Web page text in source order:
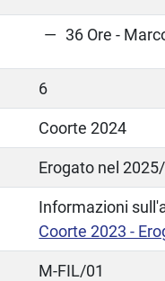
36 Ore -
6
Coorte 2024
Erogato nel
Informazioni
Coorte 2023 -
M-FIL/01